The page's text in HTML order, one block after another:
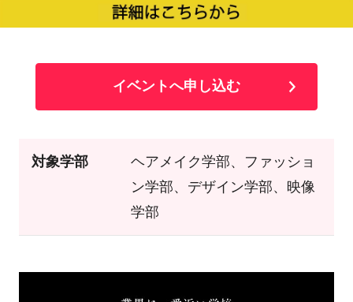
イベントへ申し込む
対象学部
ヘアメイク学部、ファッショ
ン学部、デザイン学部、映像
学部